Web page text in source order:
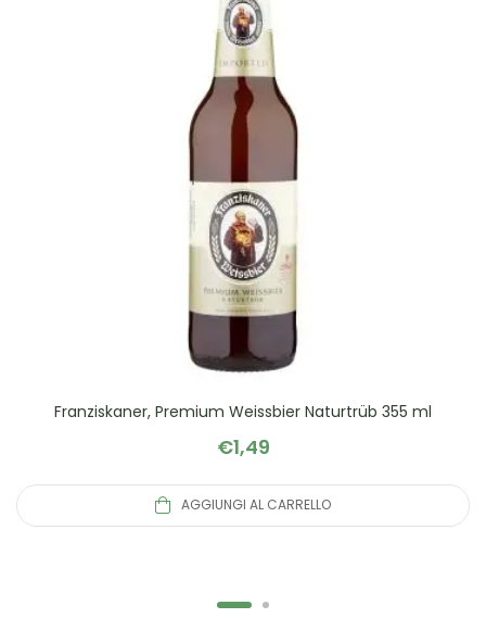
Franziskaner, Premium Weissbier Naturtrüb 355 ml
€1,49
AGGIUNGI AL CARRELLO